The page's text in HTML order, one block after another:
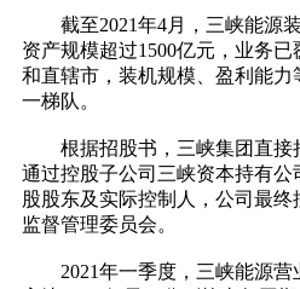
截至2021年4月，三峡能源装
资产规模超过1500亿元，业务
和直辖市，装机规模、盈利能
一梯队。
根据招股书，三峡集团直接
通过控股子公司三峡资本持有公
股股东及实际控制人，公司最
监督管理委员会。
2021年一季度，三峡能源营